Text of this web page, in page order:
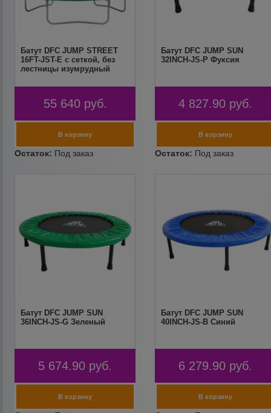
Батут DFC JUMP STREET
16FT-JST-E c сеткой, без
лестницы изумрудный
55 640 руб.
Батут DFC JUMP SUN
32INCH-JS-P Фуксия
4 827.90 руб.
Батут DFC JUMP SUN
36INCH-JS-G Зеленый
5 674.90 руб.
Батут DFC JUMP SUN
40INCH-JS-B Синий
6 279.90 руб.